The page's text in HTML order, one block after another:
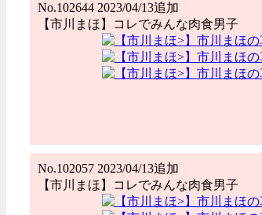
No.102644 2023/04/13追加
【市川まほ】コレでみんな肉食男子
No.102057 2023/04/13追加
【市川まほ】コレでみんな肉食男子